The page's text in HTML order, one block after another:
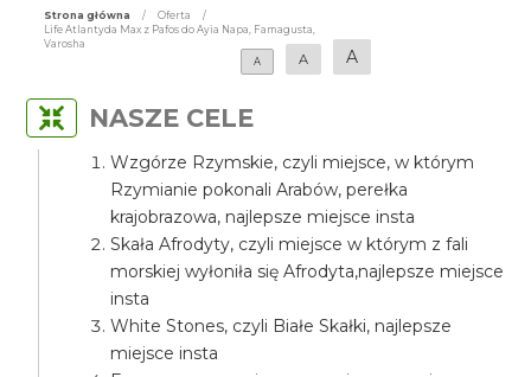
Strona główna / Oferta
/
Life Atlantyda Max z Pafos do Ayia Napa, Famagusta,
Varosha
A
A A
NASZE CELE
Wzgórze Rzymskie, czyli miejsce, w którym
Rzymianie pokonali Arabów, perełka
krajobrazowa, najlepsze miejsce insta
Skała Afrodyty, czyli miejsce w którym z fali
morskiej wyłoniła się Afrodyta,najlepsze miejsce
insta
White Stones, czyli Białe Skałki, najlepsze
miejsce insta